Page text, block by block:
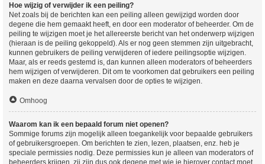
Hoe wijzig of verwijder ik een peiling?
Net zoals bij de berichten kan een peiling alleen gewijzigd worden door
degene die hem gemaakt heeft, en door een moderator of beheerder. Om de
peiling te wijzigen moet je het allereerste bericht van het onderwerp wijzigen
(hieraan is de peiling gekoppeld). Als er nog geen stemmen zijn uitgebracht,
kunnen gebruikers de peiling verwijderen of iedere peilingsoptie wijzigen.
Maar, als er reeds gestemd is, dan kunnen alleen moderators of beheerders
hem wijzigen of verwijderen. Dit om te voorkomen dat gebruikers een peiling
maken en deze daarna vervalsen door de opties te wijzigen.
Omhoog
Waarom kan ik een bepaald forum niet openen?
Sommige forums zijn mogelijk alleen toegankelijk voor bepaalde gebruikers
of gebruikersgroepen. Om berichten te zien, lezen, plaatsen, enz. heb je
speciale permissies nodig. Deze permissies kun je alleen van moderators of
beheerders krijgen, zij zijn dus ook degene met wie je hierover contact moet